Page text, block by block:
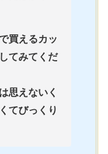
買えるカッ
てみてくだ
思えないく
てびっくり